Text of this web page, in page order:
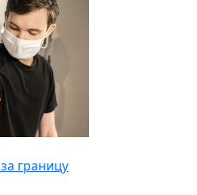
границу